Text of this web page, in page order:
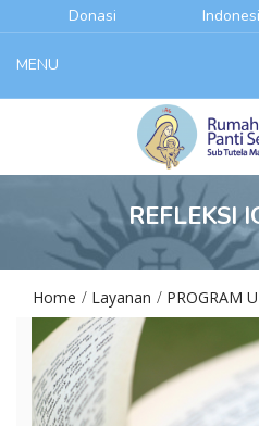
Donasi
MENU
REFLEKSI
Home Layanan PROGRAM